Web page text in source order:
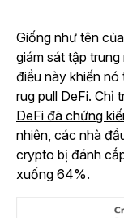
Giống như tên
giám sát tập
điều này khiến
rug pull DeFi. Chỉ
DeFi đã chứng
nhiên, các nhà
crypto bị đánh
xuống 64%.